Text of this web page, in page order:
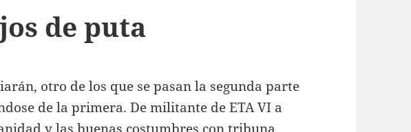
de puta
otro de los que se pasan la segunda parte
de la primera. De militante de ETA VI a